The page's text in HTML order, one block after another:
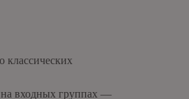
классических
на входных группах —